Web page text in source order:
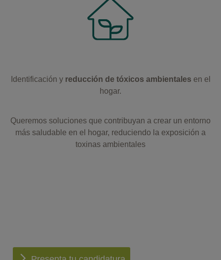
Identificación y reducción de tóxicos ambientales en el
hogar.
Queremos soluciones que contribuyan a crear un entorno
más saludable en el hogar, reduciendo la exposición a
toxinas ambientales